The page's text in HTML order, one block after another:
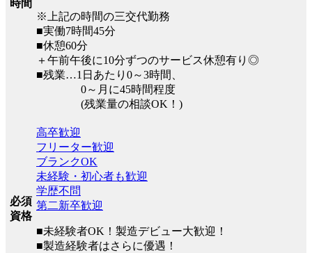
時間
※上記の時間の三交代勤務
■実働7時間45分
■休憩60分
＋午前午後に10分ずつのサービス休憩有り◎
■残業…1日あたり0～3時間、
0～月に45時間程度
(残業量の相談OK！)
必須
資格
高卒歓迎
フリーター歓迎
ブランクOK
未経験・初心者も歓迎
学歴不問
第二新卒歓迎
■未経験者OK！製造デビュー大歓迎！
■製造経験者はさらに優遇！